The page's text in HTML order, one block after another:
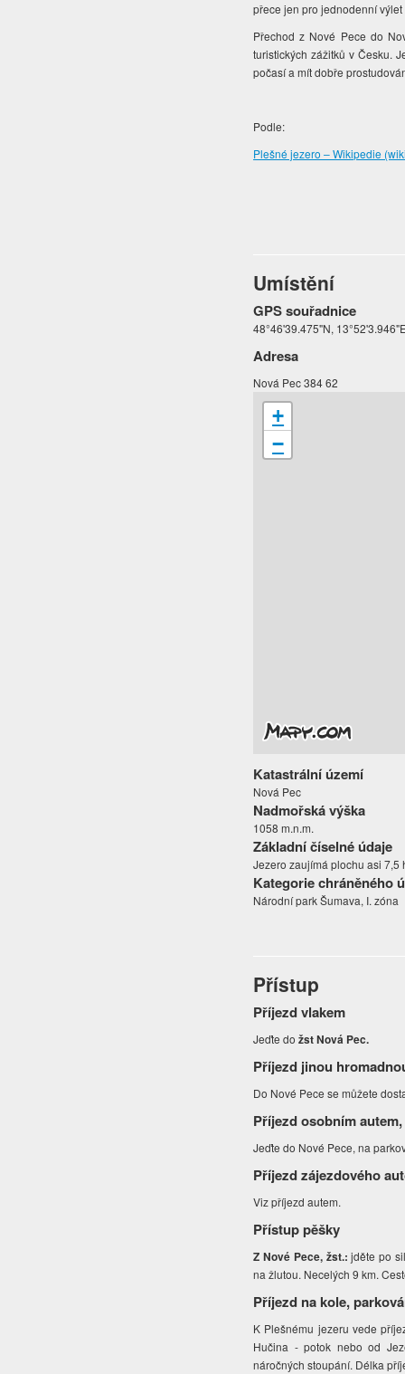
přece jen pro jednodenní
Přechod z Nové Pece do
turistických zážitků v Česku.
počasí a mít dobře
Podle:
Plešné jezero – Wikipedie
Umístění
GPS souřadnice
48°46'39.475"N,
Adresa
Nová Pec 384 62
+
−
Katastrální území
Nová Pec
Nadmořská výška
1058 m.n.m.
Základní číselné údaje
Jezero zaujímá plochu asi 7,5
Kategorie chráněného
Národní park Šumava, I. zóna
Přístup
Příjezd vlakem
Jeďte dožst Nová Pec.
Příjezd jinou
Do Nové Pece se můžete
Příjezd osobním
Jeďte do Nové Pece, na
Příjezd zájezdového
Viz příjezd autem.
Přístup pěšky
Z Nové Pece, žst.: jděte po
na žlutou. Necelých 9 km.
Příjezd na kole,
K Plešnému jezeru vede
Hučina - potok nebo od
náročných stoupání. Délka